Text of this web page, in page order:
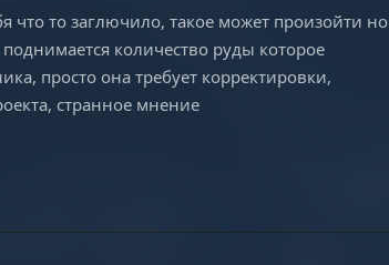
что то заглючило, такое может произойти но
количество руды которое
просто она требует корректировки,
странное мнение